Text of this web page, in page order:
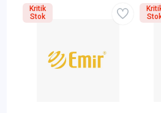
Kritik
Stok